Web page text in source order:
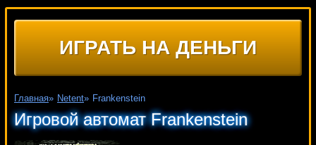
ИГРАТЬ НА ДЕНЬГИ
Главная» Netent» Frankenstein
Игровой автомат Frankenstein